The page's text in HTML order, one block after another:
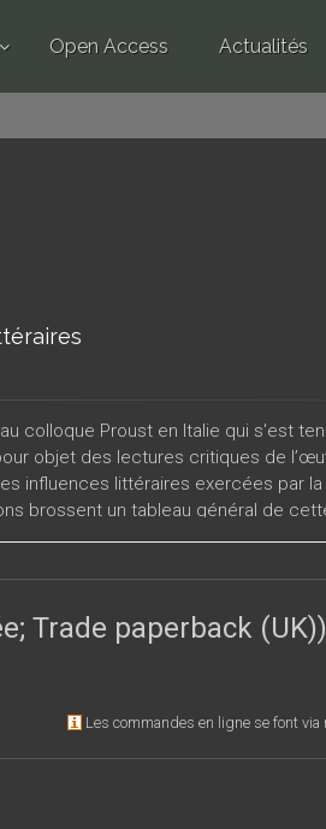
Open Access Actualités
colloque Proust en Italie qui s'est
objet des lectures critiques de
influences littéraires exercées par
brossent un tableau général de
approfondies portant sur la
1980-1990, le travail accompli chez
contemporaine autour de
Trade paperback (UK))
Les commandes en ligne se font